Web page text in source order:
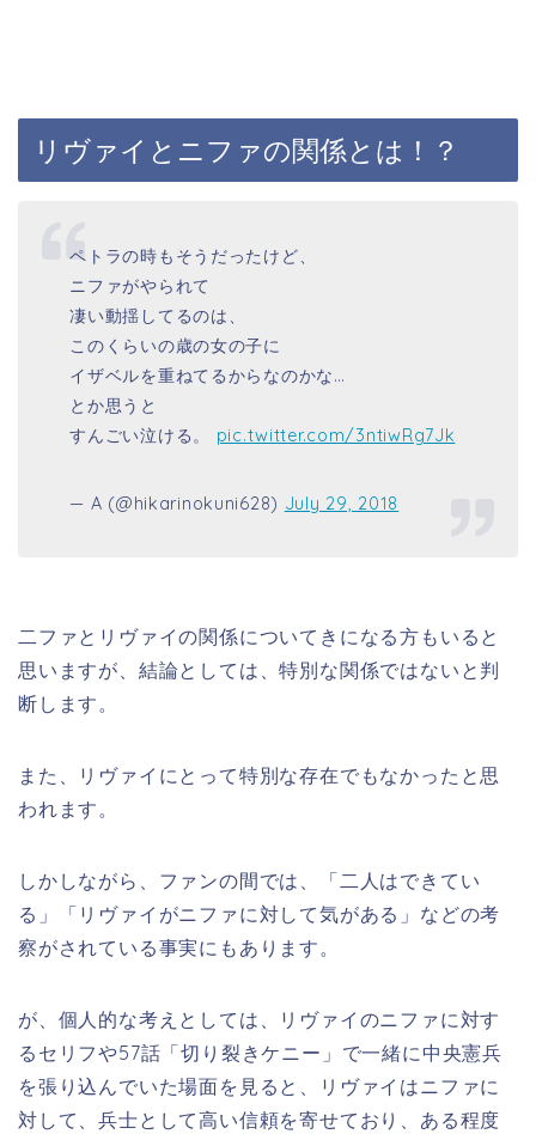
リヴァイとニファの関係とは！？
ペトラの時もそうだったけど、
ニファがやられて
凄い動揺してるのは、
このくらいの歳の女の子に
イザベルを重ねてるからなのかな…
とか思うと
すんごい泣ける。 pic.twitter.com/3ntiwRg7Jk
— A (@hikarinokuni628) July 29, 2018
二ファとリヴァイの関係についてきになる方もいると
思いますが、結論としては、特別な関係ではないと判
断します。
また、リヴァイにとって特別な存在でもなかったと思
われます。
しかしながら、ファンの間では、「二人はできてい
る」「リヴァイがニファに対して気がある」などの考
察がされている事実にもあります。
が、 個人的な考えとしては、リヴァイのニファに対す
るセリフや57話「切り裂きケニー」で一緒に中央憲兵
を張り込んでいた場面を見ると、リヴァイはニファに
対して、兵士として高い信頼を寄せており、ある程度